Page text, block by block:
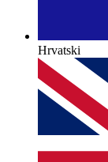
Hrvatski